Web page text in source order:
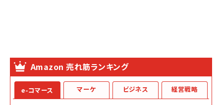
Amazon 売れ筋ランキング
e-コマース マーケ ビジネス 経営戦略